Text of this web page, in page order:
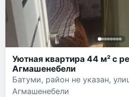
Уютная квартира 44 м² с
Агмашенебели
Батуми, район не указан,
Агмашенебели